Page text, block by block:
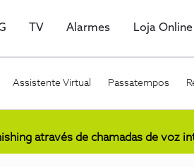
TV Alarmes Loja Online
Assistente Virtual Passatempos
através de chamadas de voz